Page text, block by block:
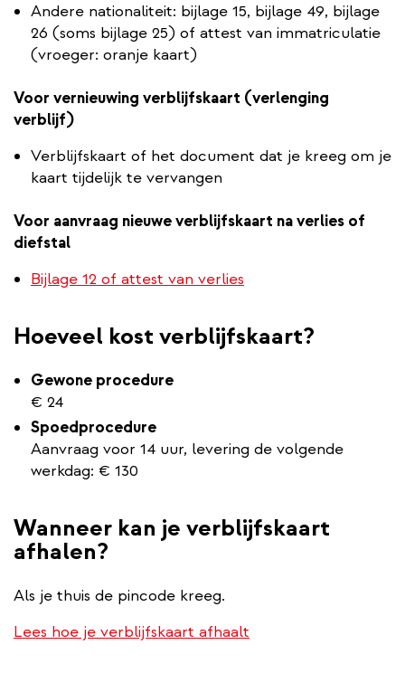
Andere nationaliteit: bijlage 15, bijlage 49, bijlage
26 (soms bijlage 25) of attest van immatriculatie
(vroeger: oranje kaart)
Voor vernieuwing verblijfskaart (verlenging
verblijf)
Verblijfskaart of het document dat je kreeg om je
kaart tijdelijk te vervangen
Voor aanvraag nieuwe verblijfskaart na verlies of
diefstal
Bijlage 12 of attest van verlies
Hoeveel kost verblijfskaart?
Gewone procedure
€ 24
Spoedprocedure
Aanvraag voor 14 uur, levering de volgende
werkdag: € 130
Wanneer kan je verblijfskaart
afhalen?
Als je thuis de pincode kreeg.
Lees hoe je verblijfskaart afhaalt